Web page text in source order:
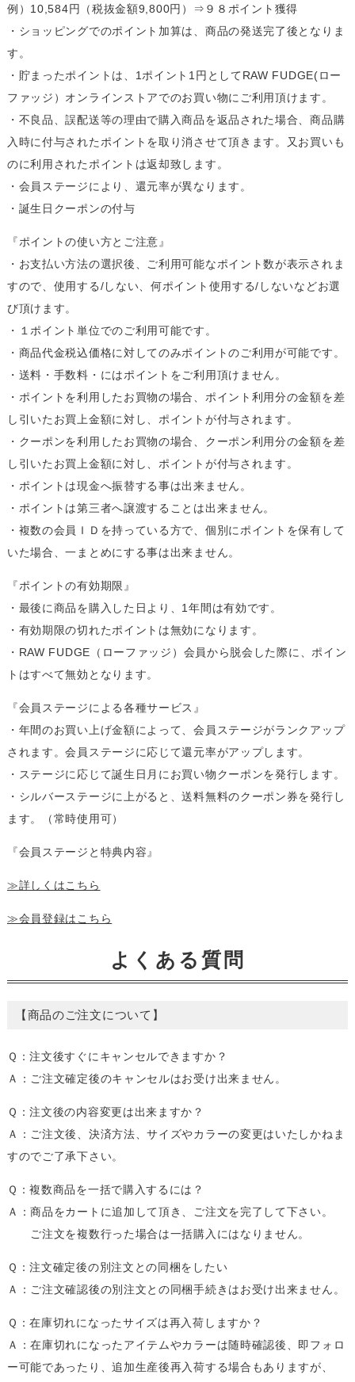
例）10,584円（税抜金額9,800円）⇒９８ポイント獲得
・ショッピングでのポイント加算は、商品の発送完了後となりま
す。
・貯まったポイントは、1ポイント1円としてRAW FUDGE(ロー
ファッジ）オンラインストアでのお買い物にご利用頂けます。
・不良品、誤配送等の理由で購入商品を返品された場合、商品購
入時に付与されたポイントを取り消させて頂きます。又お買いも
のに利用されたポイントは返却致します。
・会員ステージにより、還元率が異なります。
・誕生日クーポンの付与
『ポイントの使い方とご注意』
・お支払い方法の選択後、ご利用可能なポイント数が表示されま
すので、使用する/しない、何ポイント使用する/しないなどお選
び頂けます。
・１ポイント単位でのご利用可能です。
・商品代金税込価格に対してのみポイントのご利用が可能です。
・送料・手数料・にはポイントをご利用頂けません。
・ポイントを利用したお買物の場合、ポイント利用分の金額を差
し引いたお買上金額に対し、ポイントが付与されます。
・クーポンを利用したお買物の場合、クーポン利用分の金額を差
し引いたお買上金額に対し、ポイントが付与されます。
・ポイントは現金へ振替する事は出来ません。
・ポイントは第三者へ譲渡することは出来ません。
・複数の会員ＩＤを持っている方で、個別にポイントを保有して
いた場合、一まとめにする事は出来ません。
『ポイントの有効期限』
・最後に商品を購入した日より、1年間は有効です。
・有効期限の切れたポイントは無効になります。
・RAW FUDGE（ローファッジ）会員から脱会した際に、ポイン
トはすべて無効となります。
『会員ステージによる各種サービス』
・年間のお買い上げ金額によって、会員ステージがランクアップ
されます。会員ステージに応じて還元率がアップします。
・ステージに応じて誕生日月にお買い物クーポンを発行します。
・シルバーステージに上がると、送料無料のクーポン券を発行し
ます。（常時使用可）
『会員ステージと特典内容』
≫詳しくはこちら
≫会員登録はこちら
よくある質問
【商品のご注文について】
Ｑ：注文後すぐにキャンセルできますか？
Ａ：ご注文確定後のキャンセルはお受け出来ません。
Ｑ：注文後の内容変更は出来ますか？
Ａ：ご注文後、決済方法、サイズやカラーの変更はいたしかねま
すのでご了承下さい。
Ｑ：複数商品を一括で購入するには？
Ａ：商品をカートに追加して頂き、ご注文を完了して下さい。
ご注文を複数行った場合は一括購入にはなりません。
Ｑ：注文確定後の別注文との同梱をしたい
Ａ：ご注文確認後の別注文との同梱手続きはお受け出来ません。
Ｑ：在庫切れになったサイズは再入荷しますか？
Ａ：在庫切れになったアイテムやカラーは随時確認後、即フォロ
ー可能であったり、追加生産後再入荷する場合もありますが、